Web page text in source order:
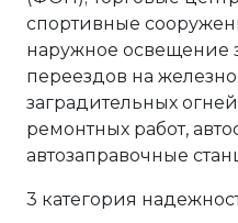
спортивные
наружное освещение
переездов на
заградительных
ремонтных работ,
автозаправочные
3 категория